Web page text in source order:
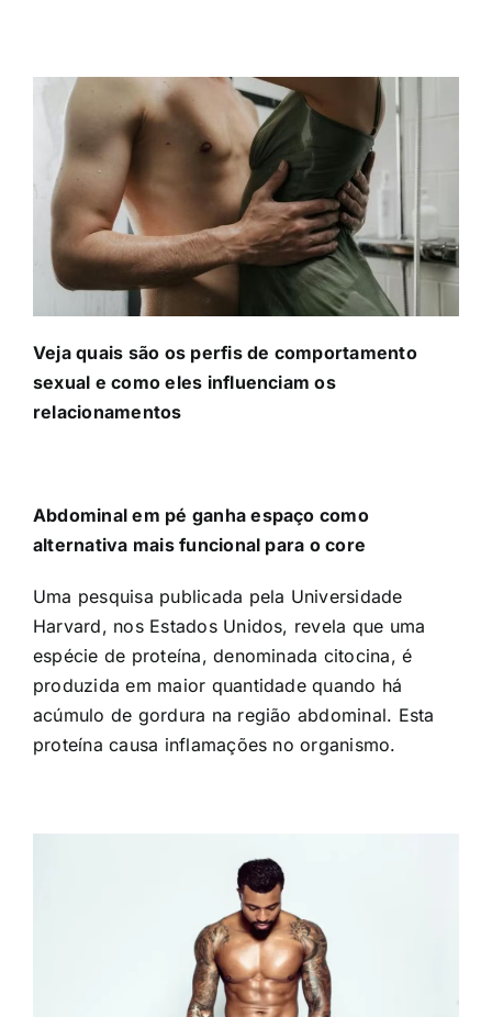
Veja quais são os perfis de comportamento
sexual e como eles influenciam os
relacionamentos
Abdominal em pé ganha espaço como
alternativa mais funcional para o core
Uma pesquisa publicada pela Universidade
Harvard, nos Estados Unidos, revela que uma
espécie de proteína, denominada citocina, é
produzida em maior quantidade quando há
acúmulo de gordura na região abdominal. Esta
proteína causa inflamações no organismo.